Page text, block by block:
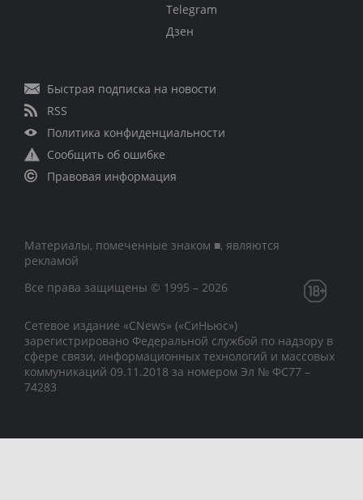
Telegram
Дзен
Быстрая подписка на новости
RSS
Политика конфиденциальности
Сообщить об ошибке
Правовая информация
Материалы, помеченные знаком ■, являются
рекламой
Все права защищены © 1995 – 2026
Сетевое издание «CNews» («СиНьюс»)
зарегистрировано Федеральной службой по надзору в
сфере связи, информационных технологий и массовых
коммуникаций 09.11.2018 за номером Эл № ФС77 –
74283